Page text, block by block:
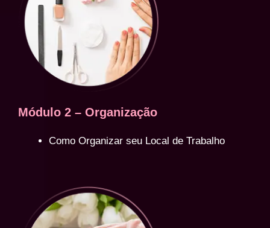
Módulo 2 – Organização
Como Organizar seu Local de Trabalho